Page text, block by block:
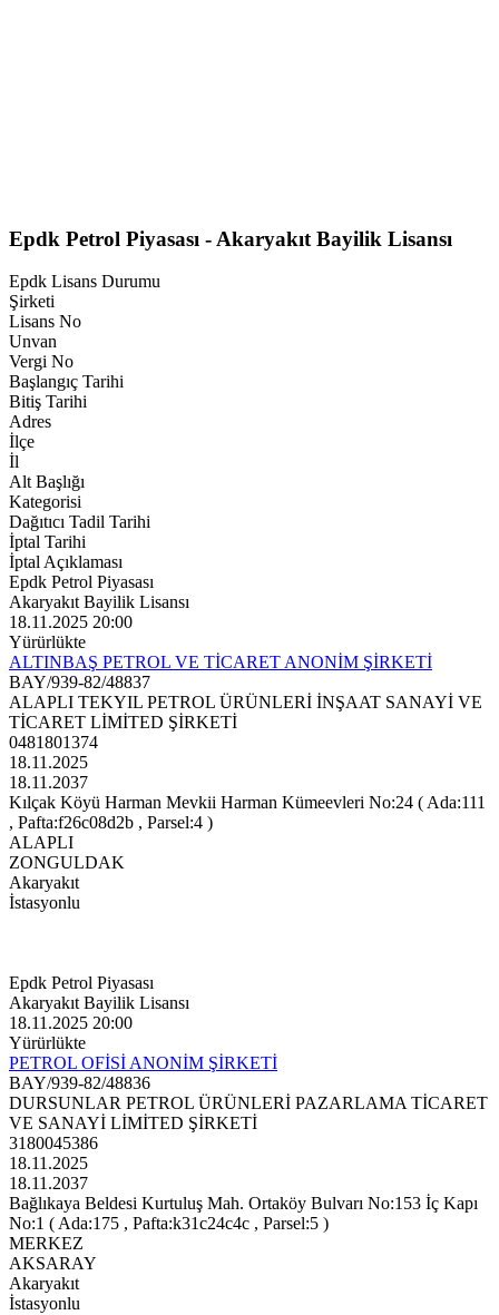
Epdk Petrol Piyasası - Akaryakıt Bayilik Lisansı
Epdk Lisans Durumu
Şirketi
Lisans No
Unvan
Vergi No
Başlangıç Tarihi
Bitiş Tarihi
Adres
İlçe
İl
Alt Başlığı
Kategorisi
Dağıtıcı Tadil Tarihi
İptal Tarihi
İptal Açıklaması
Epdk Petrol Piyasası
Akaryakıt Bayilik Lisansı
18.11.2025 20:00
Yürürlükte
ALTINBAŞ PETROL VE TİCARET ANONİM ŞİRKETİ
BAY/939-82/48837
ALAPLI TEKYIL PETROL ÜRÜNLERİ İNŞAAT SANAYİ VE
TİCARET LİMİTED ŞİRKETİ
0481801374
18.11.2025
18.11.2037
Kılçak Köyü Harman Mevkii Harman Kümeevleri No:24 ( Ada:111
, Pafta:f26c08d2b , Parsel:4 )
ALAPLI
ZONGULDAK
Akaryakıt
İstasyonlu
Epdk Petrol Piyasası
Akaryakıt Bayilik Lisansı
18.11.2025 20:00
Yürürlükte
PETROL OFİSİ ANONİM ŞİRKETİ
BAY/939-82/48836
DURSUNLAR PETROL ÜRÜNLERİ PAZARLAMA TİCARET
VE SANAYİ LİMİTED ŞİRKETİ
3180045386
18.11.2025
18.11.2037
Bağlıkaya Beldesi Kurtuluş Mah. Ortaköy Bulvarı No:153 İç Kapı
No:1 ( Ada:175 , Pafta:k31c24c4c , Parsel:5 )
MERKEZ
AKSARAY
Akaryakıt
İstasyonlu